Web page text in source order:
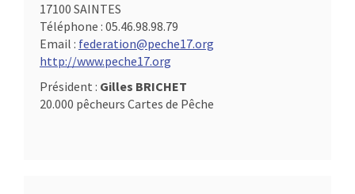
17100 SAINTES
Téléphone : 05.46.98.98.79
Email : federation@peche17.org
http://www.peche17.org
Président : Gilles BRICHET
20.000 pêcheurs Cartes de Pêche